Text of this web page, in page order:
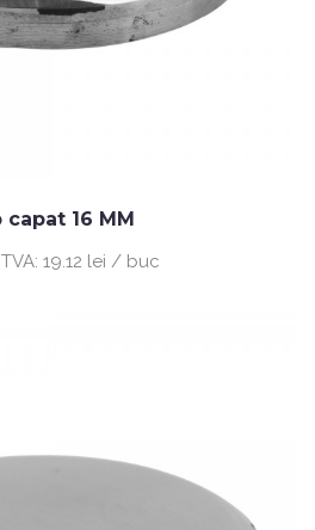
capat 16 MM
19.12 lei / buc